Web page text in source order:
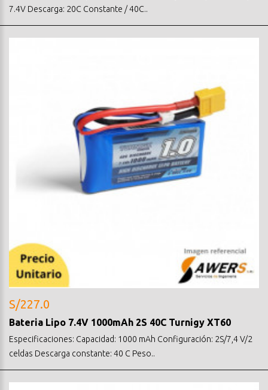
7.4V Descarga: 20C Constante / 40C..
S/227.0
Bateria Lipo 7.4V 1000mAh 2S 40C Turnigy XT60
Especificaciones: Capacidad: 1000 mAh Configuración: 2S/7,4 V/2
celdas Descarga constante: 40 C Peso..